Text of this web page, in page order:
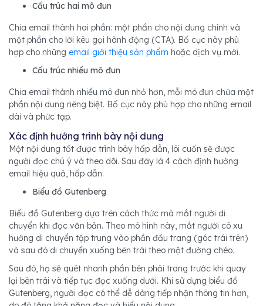
Cấu trúc hai mô đun
Chia email thành hai phần: một phần cho nội dung chính và
một phần cho lời kêu gọi hành động (CTA). Bố cục này phù
hợp cho những email giới thiệu sản phẩm hoặc dịch vụ mới.
Cấu trúc nhiều mô đun
Chia email thành nhiều mô đun nhỏ hơn, mỗi mô đun chứa một
phần nội dung riêng biệt. Bố cục này phù hợp cho những email
dài và phức tạp.
Xác định hướng trình bày nội dung
Một nội dung tốt được trình bày hấp dẫn, lôi cuốn sẽ được
người đọc chú ý và theo dõi. Sau đây là 4 cách định hướng
email hiệu quả, hấp dẫn:
Biểu đồ Gutenberg
Biểu đồ Gutenberg dựa trên cách thức mà mắt người di
chuyển khi đọc văn bản. Theo mô hình này, mắt người có xu
hướng di chuyển tập trung vào phần đầu trang (góc trái trên)
và sau đó di chuyển xuống bên trái theo một đường chéo.
Sau đó, họ sẽ quét nhanh phần bên phải trang trước khi quay
lại bên trái và tiếp tục đọc xuống dưới. Khi sử dựng biểu đồ
Gutenberg, người đọc có thể dễ dàng tiếp nhận thông tin hơn,